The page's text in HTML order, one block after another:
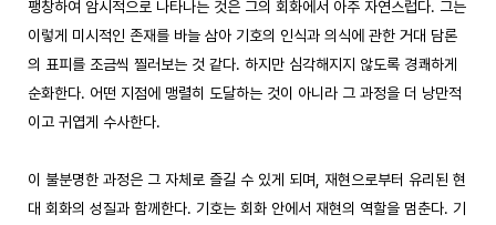
팽창하여 암시적으로 나타나는 것은 그의 회화에서 아주 자연스럽다. 그는
이렇게 미시적인 존재를 바늘 삼아 기호의 인식과 의식에 관한 거대 담론
의 표피를 조금씩 찔러보는 것 같다. 하지만 심각해지지 않도록 경쾌하게
순화한다. 어떤 지점에 맹렬히 도달하는 것이 아니라 그 과정을 더 낭만적
이고 귀엽게 수사한다.
이 불분명한 과정은 그 자체로 즐길 수 있게 되며, 재현으로부터 유리된 현
대 회화의 성질과 함께한다. 기호는 회화 안에서 재현의 역할을 멈춘다. 기